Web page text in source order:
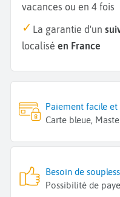
vacances ou en 4 fois
La garantie d'un
localisé en France
Paiement facile et
Carte bleue,
Besoin de
Possibilité de